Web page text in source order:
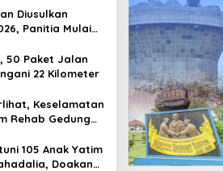
Diusulkan
Panitia Mulai
50 Paket Jalan
22 Kilometer
Keselamatan
Rehab Gedung
105 Anak Yatim
Doakan